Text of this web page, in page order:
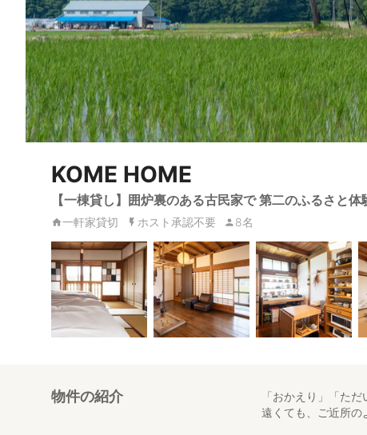
KOME HOME
【一棟貸し】囲炉裏のある古民家で 第二のふるさと
一軒家貸切 ホスト承認不要 8名
物件の紹介
「おかえり」「ただ
遠くても、ご近所の